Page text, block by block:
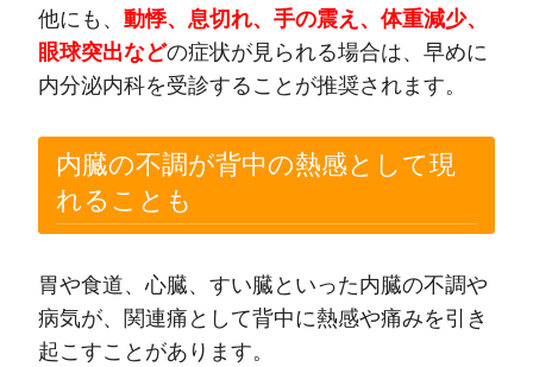
他にも、 動悸、息切れ、手の震え、体重減少、
眼球突出などの症状が見られる場合は、早めに
内分泌内科を受診することが推奨されます。
内臓の不調が背中の熱感として現
れることも
胃や食道、心臓、すい臓といった内臓の不調や
病気が、関連痛として背中に熱感や痛みを引き
起こすことがあります。